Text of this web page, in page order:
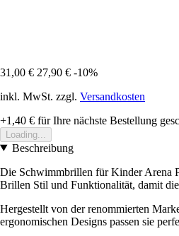
31,00 € 27,90 € -10%
inkl. MwSt. zzgl. Versandkosten
+1,40 € für Ihre nächste Bestellung
Loading...
Beschreibung
Die Schwimmbrillen für Kinder Arena
Brillen Stil und Funktionalität, damit
Hergestellt von der renommierten
ergonomischen Designs passen sie